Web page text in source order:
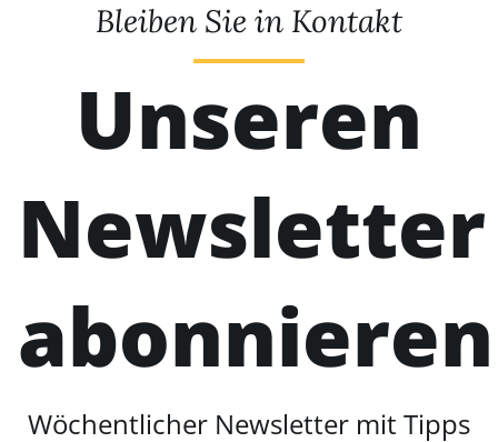
Bleiben Sie in Kontakt
Unseren
Newsletter
abonnieren
Wöchentlicher Newsletter mit Tipps